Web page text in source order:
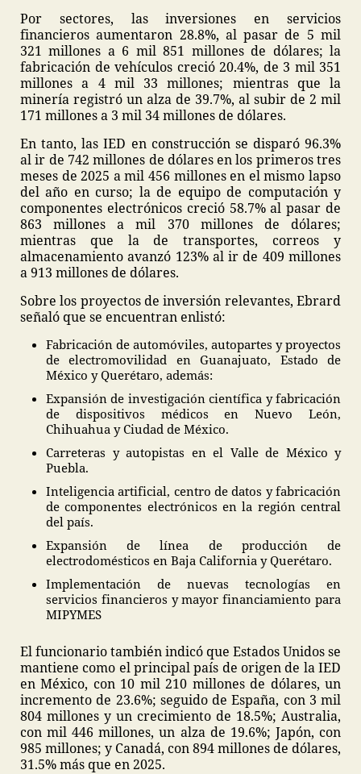
Por sectores, las inversiones en servicios
financieros aumentaron 28.8%, al pasar de 5 mil
321 millones a 6 mil 851 millones de dólares; la
fabricación de vehículos creció 20.4%, de 3 mil 351
millones a 4 mil 33 millones; mientras que la
minería registró un alza de 39.7%, al subir de 2 mil
171 millones a 3 mil 34 millones de dólares.
En tanto, las IED en construcción se disparó 96.3%
al ir de 742 millones de dólares en los primeros tres
meses de 2025 a mil 456 millones en el mismo lapso
del año en curso; la de equipo de computación y
componentes electrónicos creció 58.7% al pasar de
863 millones a mil 370 millones de dólares;
mientras que la de transportes, correos y
almacenamiento avanzó 123% al ir de 409 millones
a 913 millones de dólares.
Sobre los proyectos de inversión relevantes, Ebrard
señaló que se encuentran enlistó:
Fabricación de automóviles, autopartes y proyectos
de electromovilidad en Guanajuato, Estado de
México y Querétaro, además:
Expansión de investigación científica y fabricación
de dispositivos médicos en Nuevo León,
Chihuahua y Ciudad de México.
Carreteras y autopistas en el Valle de México y
Puebla.
Inteligencia artificial, centro de datos y fabricación
de componentes electrónicos en la región central
del país.
Expansión de línea de producción de
electrodomésticos en Baja California y Querétaro.
Implementación de nuevas tecnologías en
servicios financieros y mayor financiamiento para
MIPYMES
El funcionario también indicó que Estados Unidos se
mantiene como el principal país de origen de la IED
en México, con 10 mil 210 millones de dólares, un
incremento de 23.6%; seguido de España, con 3 mil
804 millones y un crecimiento de 18.5%; Australia,
con mil 446 millones, un alza de 19.6%; Japón, con
985 millones; y Canadá, con 894 millones de dólares,
31.5% más que en 2025.